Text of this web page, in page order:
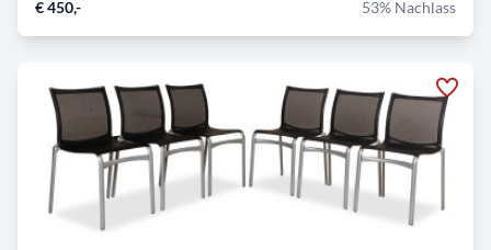
€ 450,- 53% Nachlass